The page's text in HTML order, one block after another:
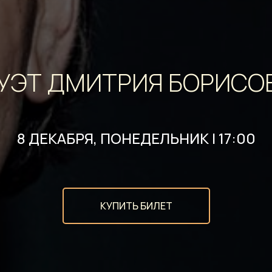
ДМИТРИЯ
8 ДЕКАБРЯ, ПОНЕДЕЛЬНИК | 17:00
КУПИТЬ БИЛЕТ